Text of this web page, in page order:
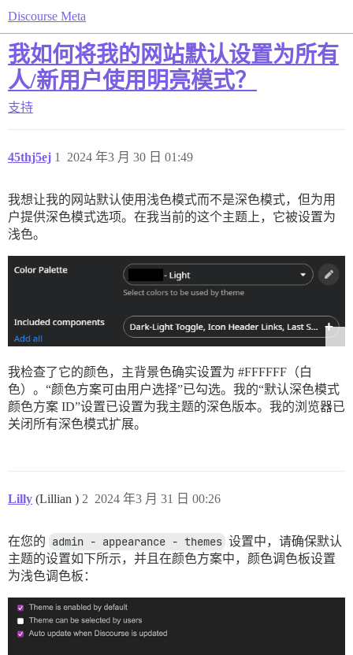
Discourse Meta
我如何将我的网站默认设置为所有
人/新用户使用明亮模式？
支持
45thj5ej 2024 年3 月 30 日 01:49
1
我想让我的网站默认使用浅色模式而不是深色模式，但为用
户提供深色模式选项。在我当前的这个主题上，它被设置为
浅色。
我检查了它的颜色，主背景色确实设置为 #FFFFFF （白
色）。“颜色方案可由用户选择”已勾选。我的“默认深色模式
颜色方案 ID”设置已设置为我主题的深色版本。我的浏览器已
关闭所有深色模式扩展。
Lilly (Lillian ) 2024 年3 月 31 日 00:26
2
在您的 admin - appearance - themes 设置中，请确保默认
主题的设置如下所示，并且在颜色方案中，颜色调色板设置
为浅色调色板：